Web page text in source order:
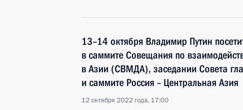
13–14 октября Владимир Путин
в саммите Совещания по
в Азии (СВМДА), заседании Совета
и саммите Россия – Центральная Азия
12 октября 2022 года, 17:00